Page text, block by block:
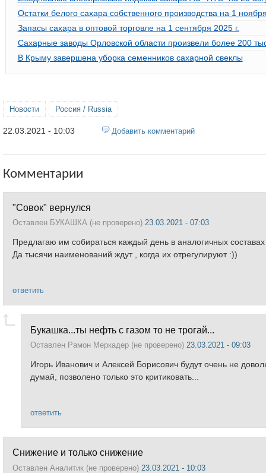
Остатки белого сахара собственного производства на 1
Запасы сахара в оптовой торговле на 1 сентября 2025 г.
Сахарные заводы Орловской области произвели более 200
В Крыму завершена уборка семенников сахарной свеклы
Новости Россия / Russia
22.03.2021 - 10:03 Добавить комментарий
Комментарии
"Совок" вернулся
Оставлен БУКАШКА (не проверено) 23.03.2021 - 07:03
Предлагаю им собираться каждый день в аналогичных
Да тысячи наименований ждут , когда их отрегулируют :))
ответить
Букашка...ты нефть с газом то не трогай...
Оставлен Рамон Меркадер (не проверено) 23.03.2021 - 09:03
Игорь Иванович и Алексей Борисович будут очень не
думай, позволено только это критиковать...
ответить
Снижение и только снижение
Оставлен Аналитик (не проверено) 23.03.2021 - 10:03